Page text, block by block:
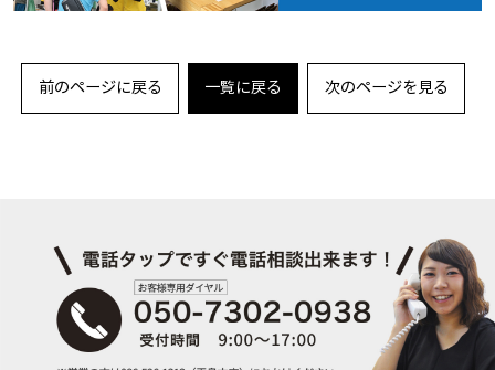
前のページに戻る 一覧に戻る 次のページを見る